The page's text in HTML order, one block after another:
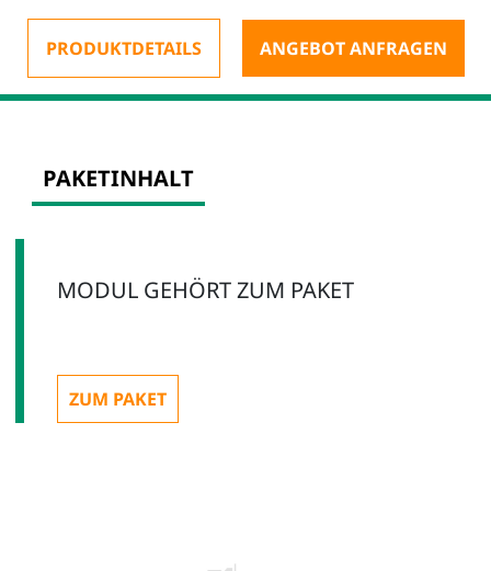
PRODUKTDETAILS ANGEBOT ANFRAGEN
PAKETINHALT
MODUL GEHÖRT ZUM PAKET
ZUM PAKET